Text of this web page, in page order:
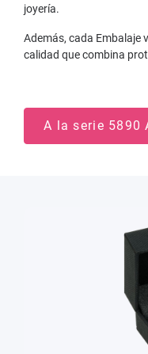
joyería.
Además, cada Embalaje
calidad que combina
A la serie 5890